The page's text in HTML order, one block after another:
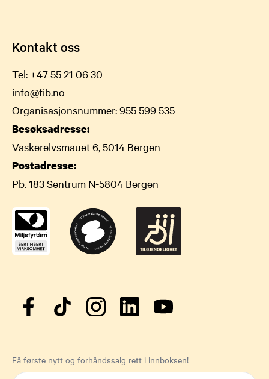
Kontakt oss
Tel: +47 55 21 06 30
info@fib.no
Organisasjonsnummer: 955 599 535
Besøksadresse:
Vaskerelvsmauet 6, 5014 Bergen
Postadresse:
Pb. 183 Sentrum N-5804 Bergen
Få første nytt og forhåndssalg rett i innboksen!